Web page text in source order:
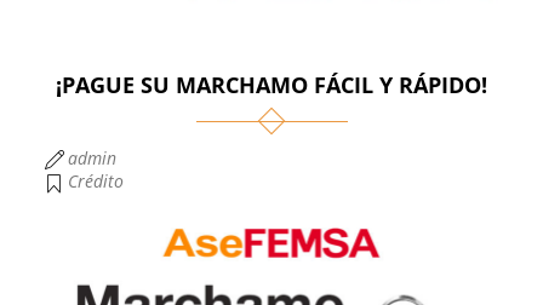
¡PAGUE SU MARCHAMO FÁCIL Y RÁPIDO!
admin
Crédito